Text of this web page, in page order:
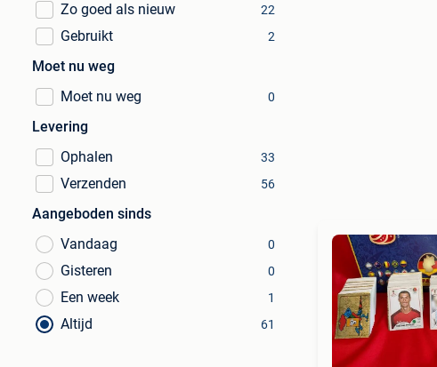
Zo goed als nieuw 22
Gebruikt 2
Moet nu weg
Moet nu weg
0
Levering
Ophalen
33
Verzenden 56
Aangeboden sinds
Vandaag
0
Gisteren 0
Een week 1
Altijd 61